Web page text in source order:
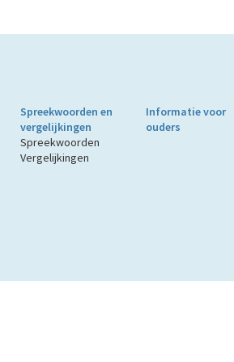
Spreekwoorden en
vergelijkingen
Spreekwoorden
Vergelijkingen
Informatie voor
ouders